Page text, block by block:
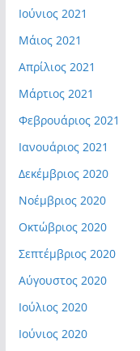
Ιούνιος 2021
Μάιος 2021
Απρίλιος 2021
Μάρτιος 2021
Φεβρουάριος 2021
Ιανουάριος 2021
Δεκέμβριος 2020
Νοέμβριος 2020
Οκτώβριος 2020
Σεπτέμβριος 2020
Αύγουστος 2020
Ιούλιος 2020
Ιούνιος 2020